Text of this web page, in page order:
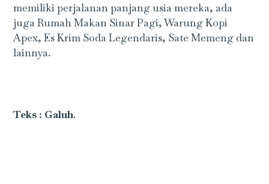
memiliki perjalanan panjang usia mereka, ada
juga Rumah Makan Sinar Pagi, Warung Kopi
Apex, Es Krim Soda Legendaris, Sate Memeng dan
lainnya.
Teks : Galuh.